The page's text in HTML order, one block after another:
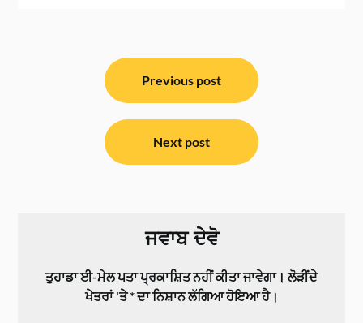
Previous post
Next post
ਜਵਾਬ ਦੇਵੋ
ਤੁਹਾਡਾ ਈ-ਮੇਲ ਪਤਾ ਪ੍ਰਕਾਸ਼ਿਤ ਨਹੀਂ ਕੀਤਾ ਜਾਵੇਗਾ। ਲੋੜੀਂਦੇ
ਖੇਤਰਾਂ 'ਤੇ*ਦਾ ਨਿਸ਼ਾਨ ਲੱਗਿਆ ਹੋਇਆ ਹੈ।